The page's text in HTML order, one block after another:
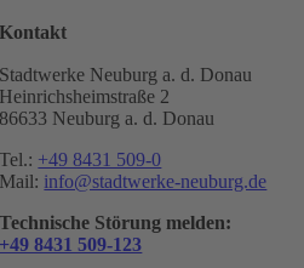
Kontakt
Stadtwerke Neuburg a. d. Donau
Heinrichsheimstraße 2
86633 Neuburg a. d. Donau
Tel.: +49 8431 509-0
Mail: info@stadtwerke-neuburg.de
Technische Störung melden:
+49 8431 509-123